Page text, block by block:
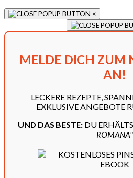
×
MELDE DICH ZUM
AN!
LECKERE REZEPTE,
EXKLUSIVE ANGEBOTE
UND DAS BESTE:DU
ROMANA"